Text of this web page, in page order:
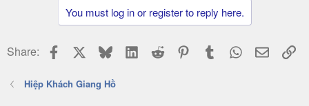
You must log in or register to reply here.
Share: Facebook BlueskyLinkedIn
Reddit PinterestTumblr WhatsApp
Email
Hiệp Khách Giang Hồ